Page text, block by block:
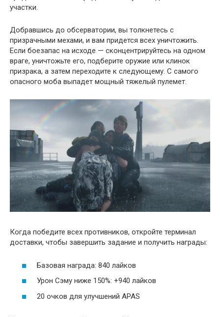
участки.
Добравшись до обсерватории, вы толкнетесь с
призрачными мехами, и вам придется всех уничтожить.
Если боезапас на исходе — сконцентрируйтесь на одном
враге, уничтожьте его, подберите оружие или клинок
призрака, а затем переходите к следующему. С самого
опасного моба выпадет мощный тяжелый пулемет.
Когда победите всех противников, откройте терминал
доставки, чтобы завершить задание и получить награды:
Базовая награда: 840 лайков
Урон Сэму ниже 150%: +940 лайков
20 очков для улучшений APAS